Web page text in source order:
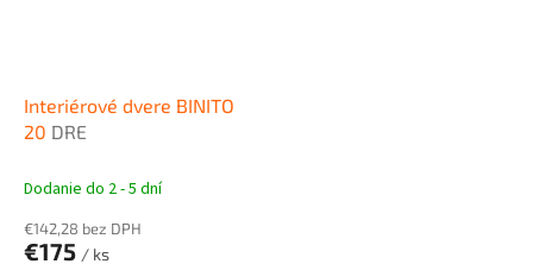
Interiérové dvere BINITO
20 DRE
Dodanie do 2 - 5 dní
€142,28 bez DPH
€175 / ks